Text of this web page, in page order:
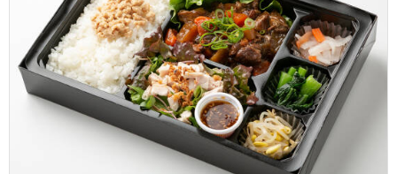
ご利用シーン：イベント運営›イベントスタッフ
大阪府大阪市此花区西九条2026/07/26